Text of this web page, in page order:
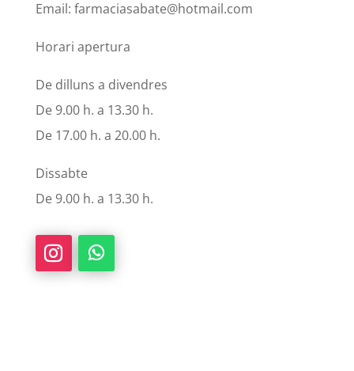
Email: farmaciasabate@hotmail.com
Horari apertura
De dilluns a divendres
De 9.00 h. a 13.30 h.
De 17.00 h. a 20.00 h.
Dissabte
De 9.00 h. a 13.30 h.